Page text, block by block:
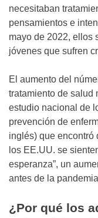
necesitaban
pensamientos e
mayo de 2022, ellos
jóvenes que sufren
El aumento del
tratamiento de salud
estudio nacional de
prevención de
inglés) que encontró
los EE.UU. se
esperanza”, un
antes de la
¿Por qué los